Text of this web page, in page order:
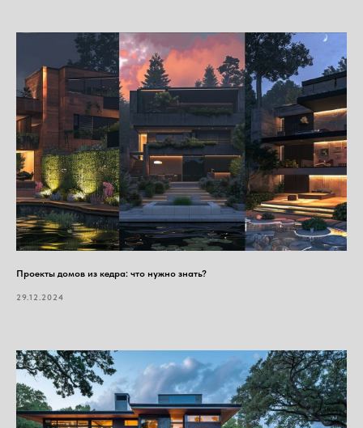
Проекты домов из кедра: что нужно знать?
29.12.2024